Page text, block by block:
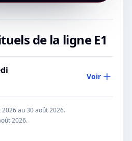
de la ligneE1
Voir
au 30 août 2026.
2026.